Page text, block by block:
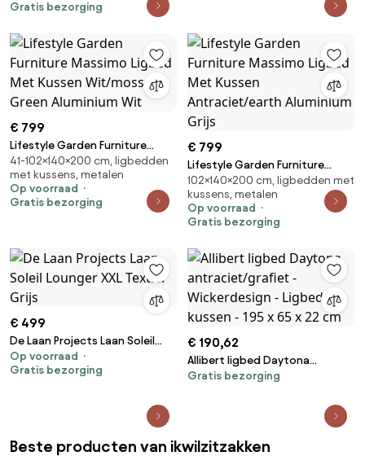
Gratis bezorging
€ 799
Lifestyle Garden Furniture
Massimo Ligbed Met Kussen
Wit/moss Green Aluminium Wit
41-102×140×200 cm, ligbedden
met kussens, metalen
Op voorraad
Gratis bezorging
€ 799
Lifestyle Garden Furniture
Massimo Ligbed Met Kussen
Antraciet/earth Aluminium Grijs
102×140×200 cm, ligbedden met
kussens, metalen
Op voorraad
Gratis bezorging
€ 499
De Laan Projects Laan Soleil
Lounger XXL Textiel Grijs
Op voorraad
Gratis bezorging
€ 190,62
Allibert ligbed Daytona
antraciet/grafiet -
Gratis bezorging
Beste producten van ikwilzitzakken